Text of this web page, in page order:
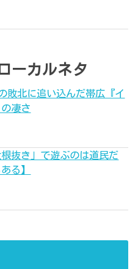
ーカルネタ
敗北に追い込んだ帯広『イ
凄さ
抜き」で遊ぶのは道民だ
る】